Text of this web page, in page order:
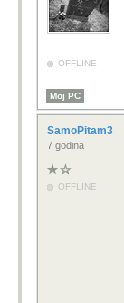
OFFLINE
Moj PC
SamoPitam3
7 godina
OFFLINE